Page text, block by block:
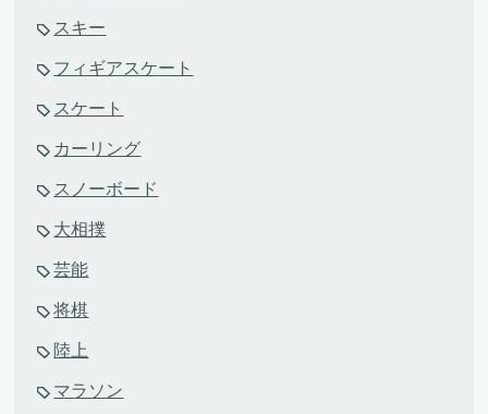
スキー
フィギアスケート
スケート
カーリング
スノーボード
大相撲
芸能
将棋
陸上
マラソン